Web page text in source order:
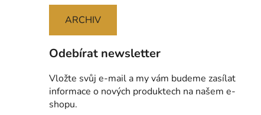
ARCHIV
Odebírat newsletter
Vložte svůj e-mail a my vám budeme zasílat
informace o nových produktech na našem e-
shopu.